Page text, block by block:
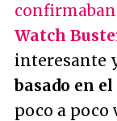
confirmaban
Watch
interesante
basado en
poco a poco